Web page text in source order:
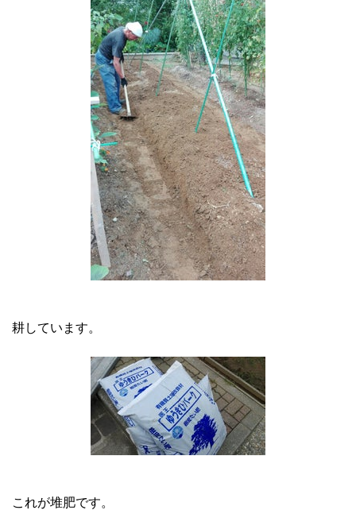
耕しています。
これが堆肥です。